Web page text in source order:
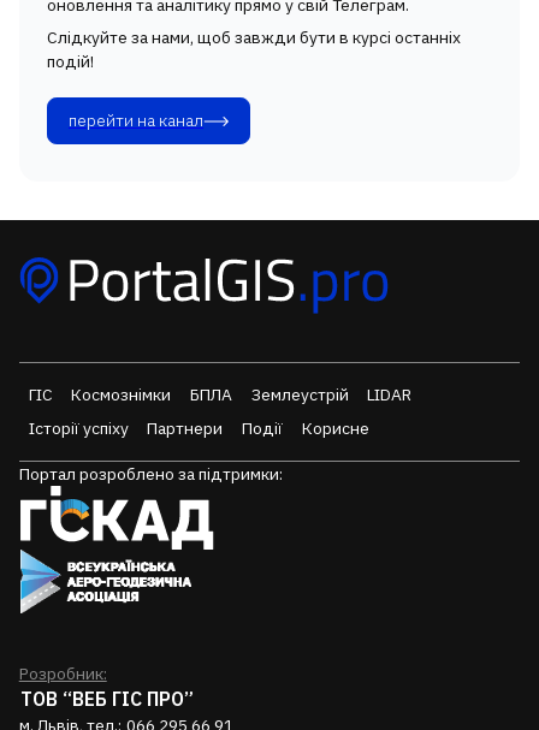
Слідкуйте за нами, щоб завжди бути в курсі останніх
подій!
перейти на канал
ГІС Космознімки БПЛА Землеустрій
LIDAR
Історії успіху
Партнери Події Корисне
Портал розроблено за підтримки:
Розробник:
ТОВ “ВЕБ ГІС ПРО”
м. Львів, тел.: 066 295 66 91